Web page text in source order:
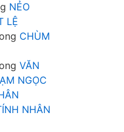
NẺO
LỆ
CHÙM
VĂN
NGỌC
NHÂN